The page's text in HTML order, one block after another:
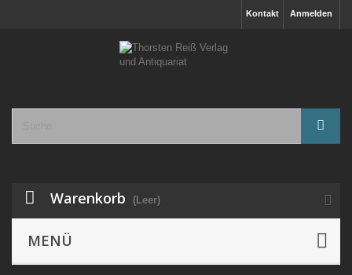
Anmelden
Kontakt
Warenkorb (Leer)
MENÜ